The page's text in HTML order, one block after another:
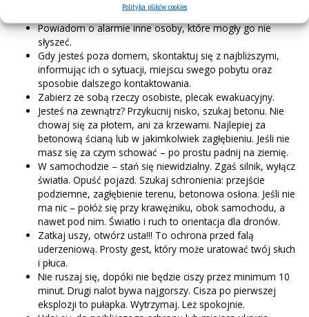
Polityka plików cookies
głębokimi ranami stóp.
Powiadom o alarmie inne osoby, które mogły go nie
słyszeć.
Gdy jesteś poza domem, skontaktuj się z najbliższymi,
informując ich o sytuacji, miejscu swego pobytu oraz
sposobie dalszego kontaktowania.
Zabierz ze sobą rzeczy osobiste, plecak ewakuacyjny.
Jesteś na zewnątrz? Przykucnij nisko, szukaj betonu. Nie
chowaj się za płotem, ani za krzewami. Najlepiej za
betonową ścianą lub w jakimkolwiek zagłębieniu. Jeśli nie
masz się za czym schować – po prostu padnij na ziemię.
W samochodzie – stań się niewidzialny. Zgaś silnik, wyłącz
światła. Opuść pojazd. Szukaj schronienia: przejście
podziemne, zagłębienie terenu, betonowa osłona. Jeśli nie
ma nic – połóż się przy krawężniku, obok samochodu, a
nawet pod nim. Światło i ruch to orientacja dla dronów.
Zatkaj uszy, otwórz usta!!! To ochrona przed falą
uderzeniową. Prosty gest, który może uratować twój słuch
i płuca.
Nie ruszaj się, dopóki nie będzie ciszy przez minimum 10
minut. Drugi nalot bywa najgorszy. Cisza po pierwszej
eksplozji to pułapka. Wytrzymaj. Leż spokojnie.